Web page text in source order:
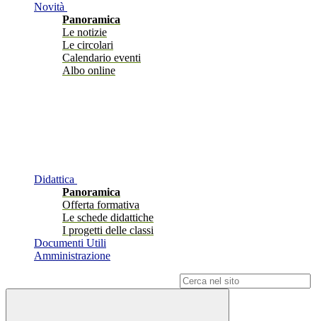
Novità
Panoramica
Le notizie
Le circolari
Calendario eventi
Albo online
Didattica
Panoramica
Offerta formativa
Le schede didattiche
I progetti delle classi
Documenti Utili
Amministrazione